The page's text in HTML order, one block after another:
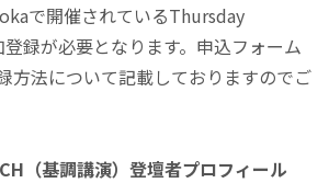
で開催されているThursday
録が必要となります。申込フォーム
方法について記載しておりますのでご
（基調講演）登壇者プロフィール